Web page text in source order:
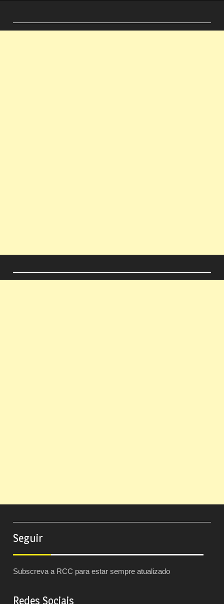
Seguir
Subscreva a RCC para estar sempre atualizado
Redes Sociais